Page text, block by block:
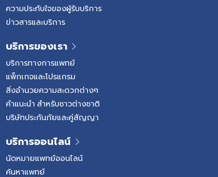
ความประทับใจของผู้รับบริการ
ข่าวสารและบริการ
บริการของเรา
บริการทางการแพทย์
แพ็กเกจและโปรแกรม
สิ่งอำนวยความสะดวกต่างๆ
คำแนะนำ สำหรับชาวต่างชาติ
บริษัทประกันภัยและคู่สัญญา
บริการออนไลน์
นัดหมายแพทย์ออนไลน์
ค้นหาแพทย์